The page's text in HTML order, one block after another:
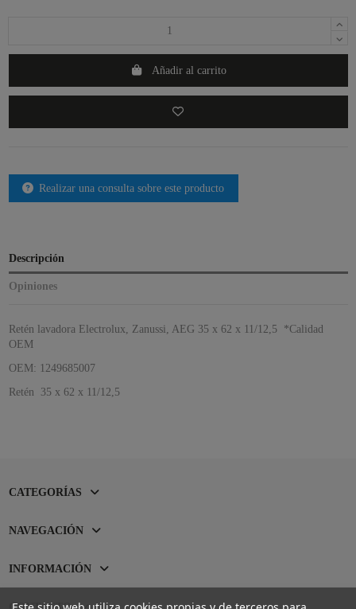
Añadir al carrito
Realizar una consulta sobre este producto
Descripción
Opiniones
Retén lavadora Electrolux, Zanussi, AEG 35 x 62 x 11/12,5 *Calidad
OEM
OEM: 1249685007
Retén 35 x 62 x 11/12,5
CATEGORÍAS
NAVEGACIÓN
INFORMACIÓN